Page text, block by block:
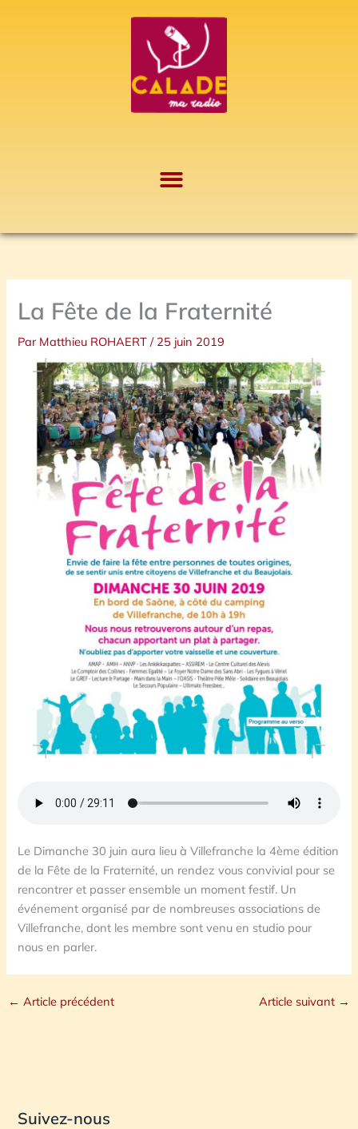
La Fête de la Fraternité
Par Matthieu ROHAERT/ 25 juin 2019
Le Dimanche 30 juin aura lieu à Villefranche la 4ème édition
de la Fête de la Fraternité, un rendez vous convivial pour se
rencontrer et passer ensemble un moment festif. Un
événement organisé par de nombreuses associations de
Villefranche, dont les membre sont venu en studio pour
nous en parler.
← Article précédent Article suivant →
Suivez-nous